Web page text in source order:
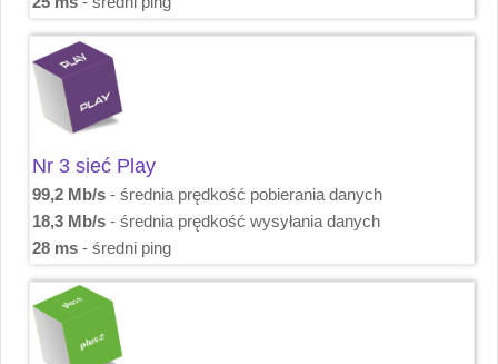
Nr 3 sieć Play
99,2 Mb/s - średnia prędkość pobierania danych
18,3 Mb/s - średnia prędkość wysyłania danych
28 ms - średni ping